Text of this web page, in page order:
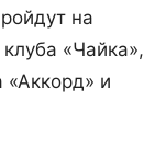
на
«Чайка»,
«Аккорд» и